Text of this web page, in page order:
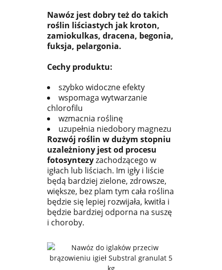
Nawóz jest dobry też do takich
roślin liściastych jak kroton,
zamiokulkas, dracena, begonia,
fuksja, pelargonia.
Cechy produktu:
szybko widoczne efekty
wspomaga wytwarzanie
chlorofilu
wzmacnia roślinę
uzupełnia niedobory magnezu
Rozwój roślin w dużym stopniu
uzależniony jest od procesu
fotosyntezyzachodzącego w
igłach lub liściach. Im igły i liście
będą bardziej zielone, zdrowsze,
większe, bez plam tym cała roślina
będzie się lepiej rozwijała, kwitła i
będzie bardziej odporna na suszę
i choroby.